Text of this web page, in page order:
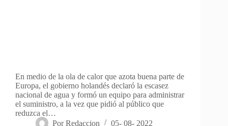
En medio de la ola de calor que azota buena parte de
Europa, el gobierno holandés declaró la escasez
nacional de agua y formó un equipo para administrar
el suministro, a la vez que pidió al público que
reduzca el…
Por Redaccion 05- 08- 2022